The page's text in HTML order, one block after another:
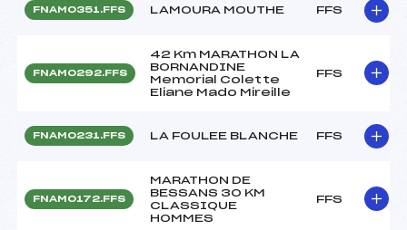
FNAM0351.FFS LAMOURA MOUTHE FFS
FNAM0292.FFS
42 Km MARATHON LA
BORNANDINE
Memorial Colette
Eliane Mado Mireille
FFS
FNAM0231.FFS LA FOULEE BLANCHE FFS
FNAM0172.FFS
MARATHON DE
BESSANS 30 KM
CLASSIQUE
HOMMES
FFS